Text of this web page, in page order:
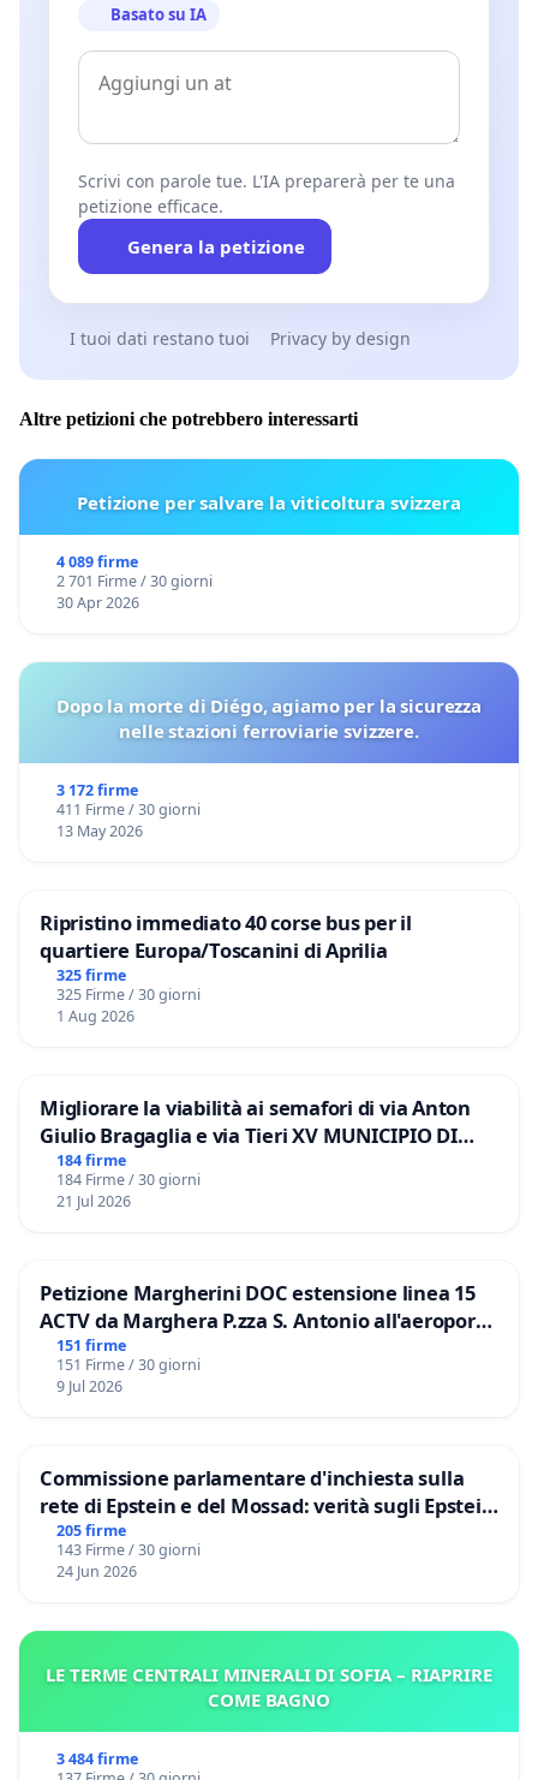
Basato su IA
Scrivi con parole tue. L'IA preparerà per te una
petizione efficace.
Genera la petizione
I tuoi dati restano tuoi Privacy by design
Altre petizioni che potrebbero interessarti
Petizione per salvare la viticoltura svizzera
4 089 firme
2 701 Firme / 30 giorni
30 Apr 2026
Dopo la morte di Diégo, agiamo per la sicurezza
nelle stazioni ferroviarie svizzere.
3 172 firme
411 Firme / 30 giorni
13 May 2026
Ripristino immediato 40 corse bus per il
quartiere Europa/Toscanini di Aprilia
325 firme
325 Firme / 30 giorni
1 Aug 2026
Migliorare la viabilità ai semafori di via Anton
Giulio Bragaglia e via Tieri XV MUNICIPIO DI
ROMA
184 firme
184 Firme / 30 giorni
21 Jul 2026
Petizione Margherini DOC estensione linea 15
ACTV da Marghera P.zza S. Antonio all'aeroporto
Marco Polo tariffa a € 1,50
151 firme
151 Firme / 30 giorni
9 Jul 2026
Commissione parlamentare d'inchiesta sulla
rete di Epstein e del Mossad: verità sugli Epstein
Files
205 firme
143 Firme / 30 giorni
24 Jun 2026
LE TERME CENTRALI MINERALI DI SOFIA – RIAPRIRE
COME BAGNO
3 484 firme